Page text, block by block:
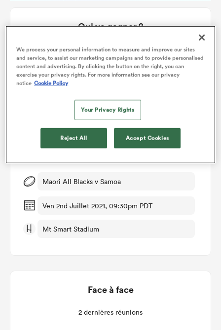
Qui va gagner ?
Vote des membres de RugbyPass
Maori All Blacks v Samoa
Ven 2nd Juillet 2021, 09:30pm PDT
Mt Smart Stadium
Face à face
2 dernières réunions
We process your personal information to measure and improve our sites
and service, to assist our marketing campaigns and to provide personalised
content and advertising. By clicking the button on the right, you can
exercise your privacy rights. For more information see our privacy
notice Cookie Policy
Your Privacy Rights
Reject All Accept Cookies